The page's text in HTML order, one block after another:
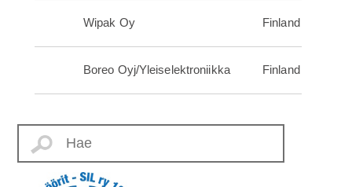
Wipak Oy Finland
Boreo Oyj/Yleiselektroniikka Finland